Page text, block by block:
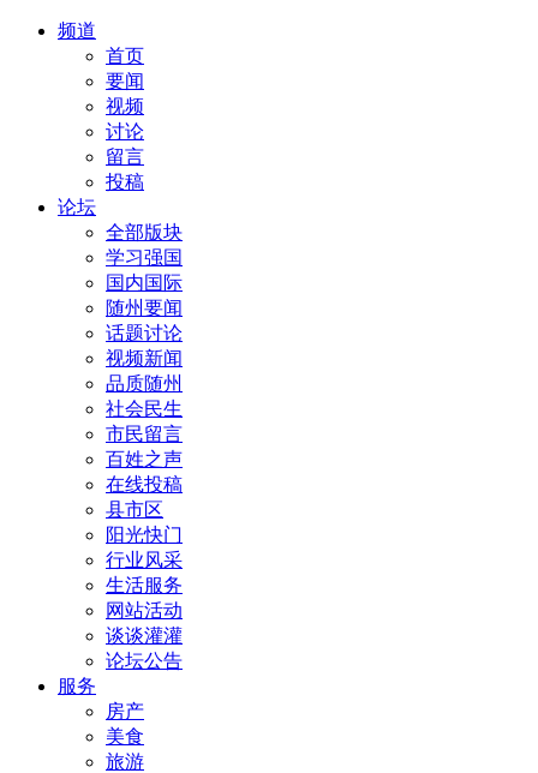
频道
首页
要闻
视频
讨论
留言
投稿
论坛
全部版块
学习强国
国内国际
随州要闻
话题讨论
视频新闻
品质随州
社会民生
市民留言
百姓之声
在线投稿
县市区
阳光快门
行业风采
生活服务
网站活动
谈谈灌灌
论坛公告
服务
房产
美食
旅游